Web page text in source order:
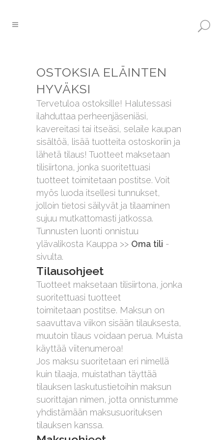
OSTOKSIA ELÄINTEN
HYVÄKSI
Tervetuloa ostoksille! Halutessasi
ilahduttaa perheenjäseniäsi,
kavereitasi tai itseäsi, selaile kaupan
sisältöä, lisää tuotteita ostoskoriin ja
lähetä tilaus! Tuotteet maksetaan
tilisiirtona, jonka suoritettuasi
tuotteet toimitetaan postitse. Voit
myös luoda itsellesi tunnukset,
jolloin tietosi säilyvät ja tilaaminen
sujuu mutkattomasti jatkossa.
Tunnusten luonti onnistuu
ylävalikosta Kauppa >> Oma tili -
sivulta.
Tilausohjeet
Tuotteet maksetaan tilisiirtona, jonka
suoritettuasi tuotteet
toimitetaan postitse. Maksun on
saavuttava viikon sisään tilauksesta,
muutoin tilaus voidaan perua. Muista
käyttää viitenumeroa!
Jos maksu suoritetaan eri nimellä
kuin tilaaja, muistathan täyttää
tilauksen laskutustietoihin maksun
suorittajan nimen, jotta onnistumme
yhdistämään maksusuorituksen
tilauksen kanssa.